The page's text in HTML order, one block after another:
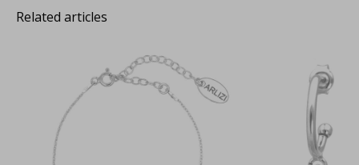
Related articles